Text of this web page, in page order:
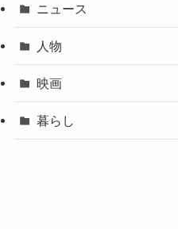
ニュース
人物
映画
暮らし